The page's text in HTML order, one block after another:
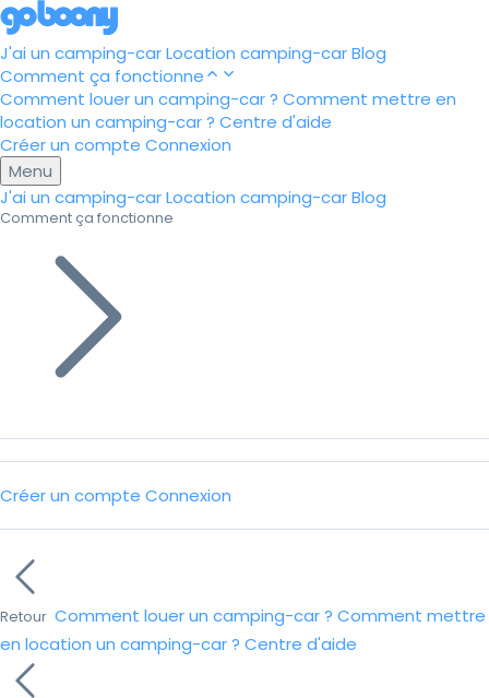
J'ai un camping-carLocation camping-carBlog
Comment ça fonctionne
Comment louer un camping-car ? Comment mettre en
location un camping-car ? Centre d'aide
Créer un compte Connexion
Menu
J'ai un camping-carLocation camping-carBlog
Comment ça fonctionne
Créer un compte Connexion
Retour Comment louer un camping-car ? Comment mettre
en location un camping-car ? Centre d'aide